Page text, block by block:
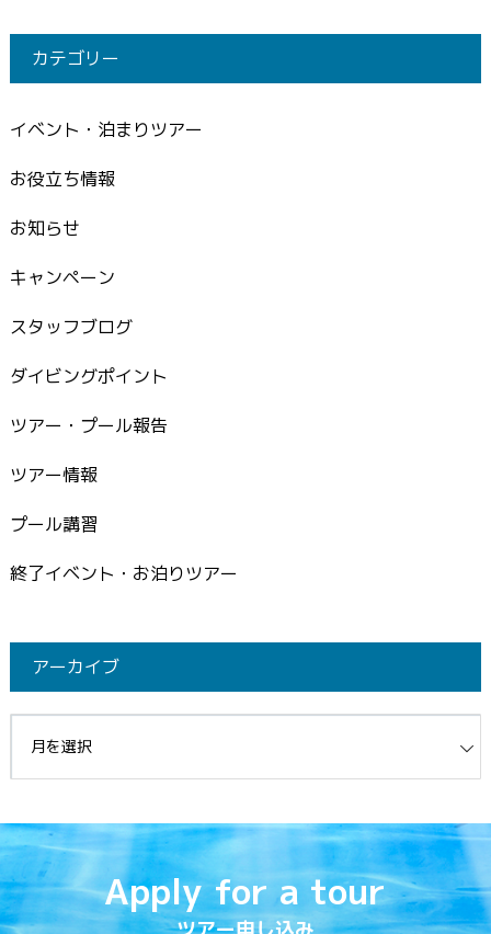
カテゴリー
イベント・泊まりツアー
お役立ち情報
お知らせ
キャンペーン
スタッフブログ
ダイビングポイント
ツアー・プール報告
ツアー情報
プール講習
終了イベント・お泊りツアー
アーカイブ
Apply for a tour